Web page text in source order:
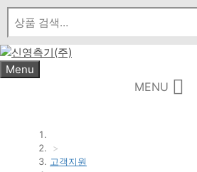
Skip
content
Menu
MENU
>
고객지원